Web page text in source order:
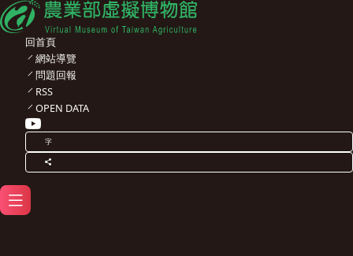
回首頁
網站導覽
問題回報
RSS
OPEN DATA
字